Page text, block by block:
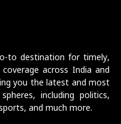
to destination for timely,
across India and
you the latest and most
including politics,
and much more.